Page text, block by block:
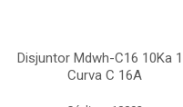
Disjuntor Mdwh-C16 10Ka
Curva C 16A